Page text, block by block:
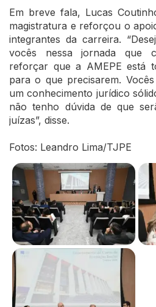
Em breve fala, Lucas
magistratura e reforçou o
integrantes da carreira.
vocês nessa jornada que
reforçar que a AMEPE está
para o que precisarem.
um conhecimento jurídico
não tenho dúvida de que
juízas”, disse.
Fotos: Leandro Lima/TJPE